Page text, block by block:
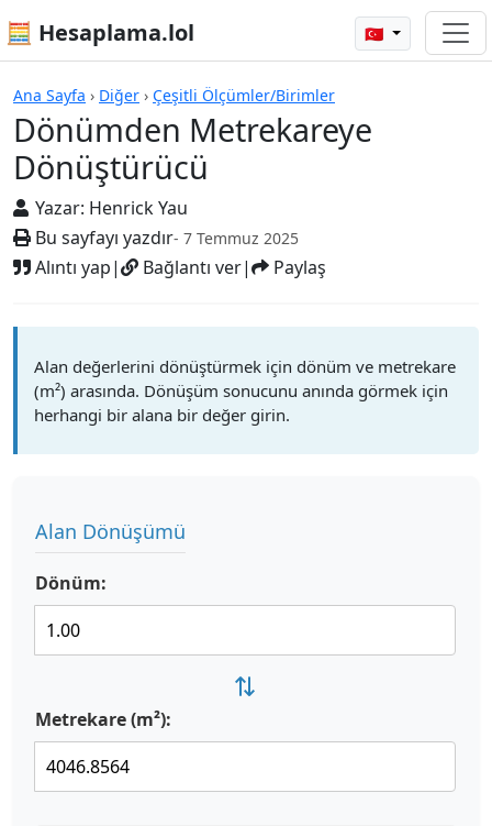
🧮 Hesaplama.lol 🇹🇷
Ana Sayfa › Diğer › Çeşitli Ölçümler/Birimler
Dönümden Metrekareye
Dönüştürücü
Yazar: Henrick Yau
Bu sayfayı yazdır- 7 Temmuz 2025
Alıntı yap| Bağlantı ver| Paylaş
Hesap Makineleri
Alan değerlerini dönüştürmek için dönüm ve metrekare
(m²) arasında. Dönüşüm sonucunu anında görmek için
herhangi bir alana bir değer girin.
Alan Dönüşümü
Dönüm:
⇄
Metrekare (m²):